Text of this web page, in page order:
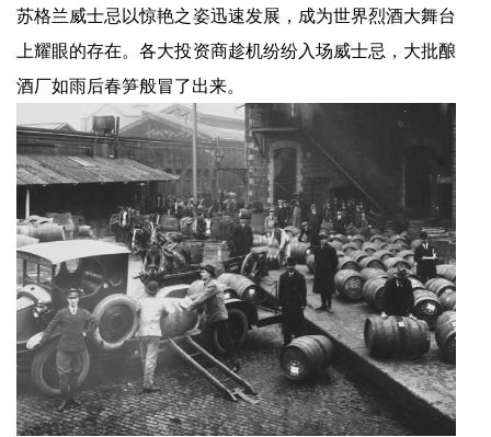
苏格兰威士忌以惊艳之姿迅速发展，成为世界烈酒大舞台
上耀眼的存在。各大投资商趁机纷纷入场威士忌，大批酿
酒厂如雨后春笋般冒了出来。